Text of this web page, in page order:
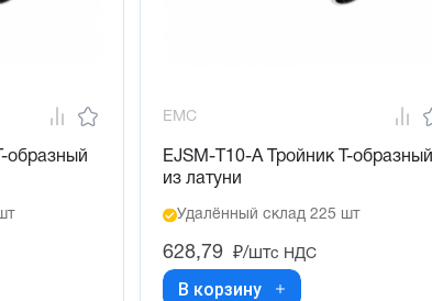
образный
EMC
EJSM-T10-A Тройник T-образный
из латуни
Удалённый склад 225 шт
628,79 ₽/штс НДС
В корзину